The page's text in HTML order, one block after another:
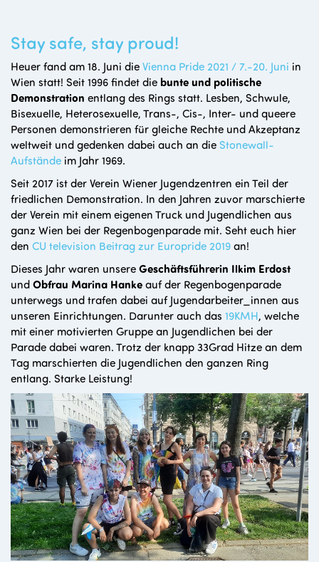
Stay safe, stay proud!
Heuer fand am 18. Juni dieVienna Pride 2021 / 7.-20. Juni in
Wien statt! Seit 1996 findet die bunte und politische
Demonstration entlang des Rings statt. Lesben, Schwule,
Bisexuelle, Heterosexuelle, Trans-, Cis-, Inter- und queere
Personen demonstrieren für gleiche Rechte und Akzeptanz
weltweit und gedenken dabei auch an die Stonewall-
Aufstände im Jahr 1969.
Seit 2017 ist der Verein Wiener Jugendzentren ein Teil der
friedlichen Demonstration. In den Jahren zuvor marschierte
der Verein mit einem eigenen Truck und Jugendlichen aus
ganz Wien bei der Regenbogenparade mit. Seht euch hier
den CU television Beitrag zur Europride 2019an!
Dieses Jahr waren unsereGeschäftsführerin Ilkim Erdost
undObfrau Marina Hankeauf der Regenbogenparade
unterwegs und trafen dabei auf Jugendarbeiter_innen aus
unseren Einrichtungen. Darunter auch das 19KMH, welche
mit einer motivierten Gruppe an Jugendlichen bei der
Parade dabei waren. Trotz der knapp 33Grad Hitze an dem
Tag marschierten die Jugendlichen den ganzen Ring
entlang. Starke Leistung!